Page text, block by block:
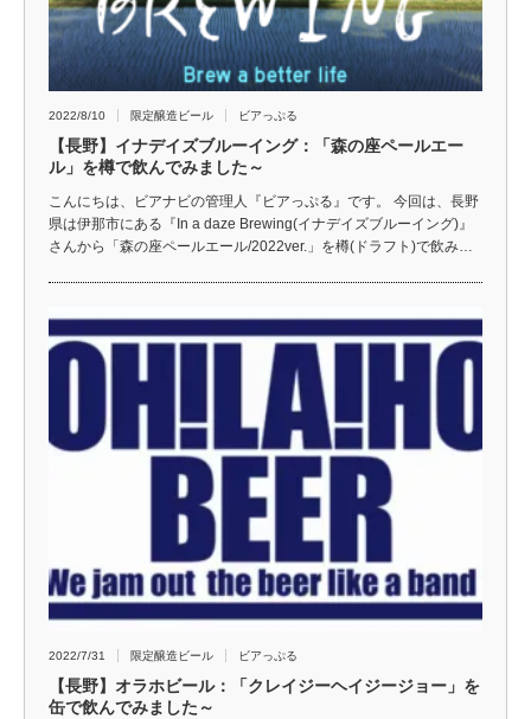
2022/8/10 限定醸造ビール ビアっぷる
【長野】イナデイズブルーイング：「森の座ペールエー
ル」を樽で飲んでみました～
こんにちは、ビアナビの管理人『ビアっぷる』です。 今回は、長野
県は伊那市にある『In a daze Brewing(イナデイズブルーイング)』
さんから「森の座ペールエール/2022ver.」を樽(ドラフト)で飲み…
2022/7/31 限定醸造ビール ビアっぷる
【長野】オラホビール：「クレイジーヘイジージョー」を
缶で飲んでみました～